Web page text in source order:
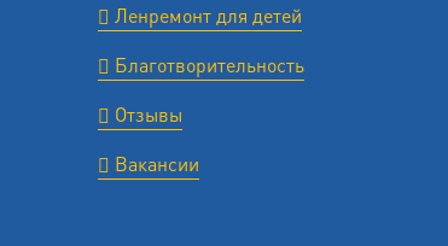
Ленремонт для детей
Благотворительность
Отзывы
Вакансии